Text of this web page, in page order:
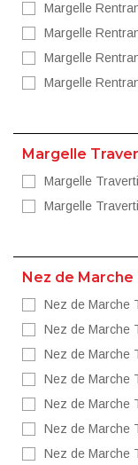
Margelle
Margelle
Margelle
Margelle
Margelle
Margelle
Margelle
Nez de
Nez de Marche
Nez de Marche
Nez de Marche
Nez de Marche
Nez de Marche
Nez de Marche
Nez de Marche